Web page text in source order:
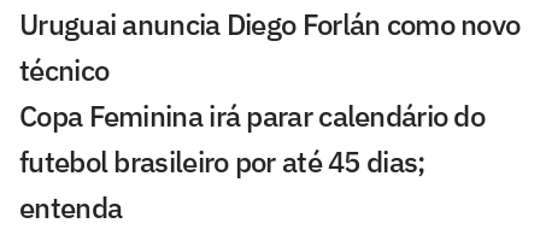
Uruguai anuncia Diego Forlán como novo
técnico
Copa Feminina irá parar calendário do
futebol brasileiro por até 45 dias;
entenda